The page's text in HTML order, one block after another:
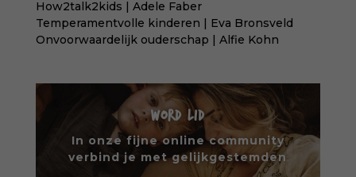
How2talk2kids | Adele Faber
Temperamentvolle kinderen | Eva Bronsveld
Onvoorwaardelijk ouderschap | Alfie Kohn
WORD LID
In onze fijne online community
verbind je met gelijkgestemden